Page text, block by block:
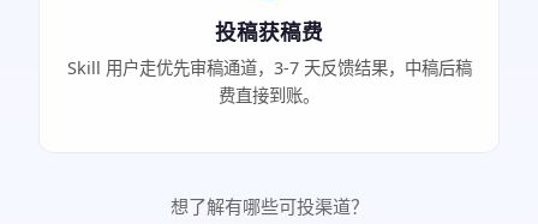
投稿获稿费
Skill 用户走优先审稿通道，3-7 天反馈结果，中稿后稿
费直接到账。
想了解有哪些可投渠道？